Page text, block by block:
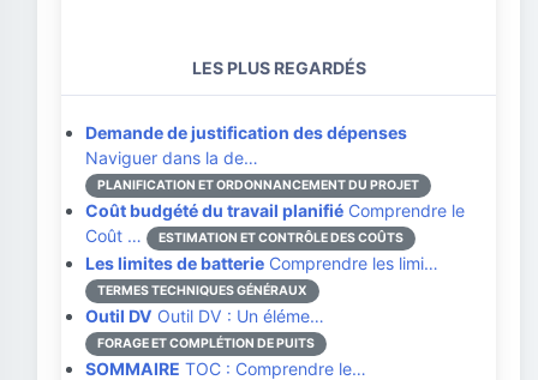
LES PLUS REGARDÉS
Demande de justification des dépenses
Naviguer dans la de…
PLANIFICATION ET ORDONNANCEMENT DU PROJET
Coût budgété du travail planifié Comprendre le
Coût …
ESTIMATION ET CONTRÔLE DES COÛTS
Les limites de batterie Comprendre les limi…
TERMES TECHNIQUES GÉNÉRAUX
Outil DV Outil DV : Un éléme…
FORAGE ET COMPLÉTION DE PUITS
SOMMAIRE TOC : Comprendre le…